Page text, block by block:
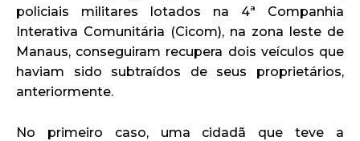
policiais militares lotados na 4ª Companhia
Interativa Comunitária (Cicom), na zona leste de
Manaus, conseguiram recupera dois veículos que
haviam sido subtraídos de seus proprietários,
anteriormente.
No primeiro caso, uma cidadã que teve a